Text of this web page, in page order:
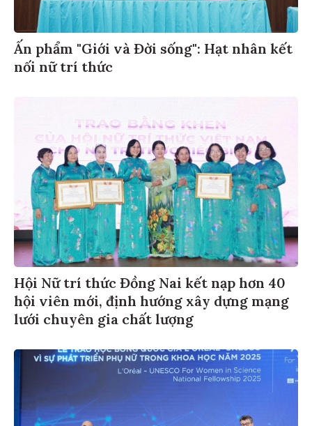
Ấn phẩm "Giới và Đời sống": Hạt nhân kết
nối nữ trí thức
Hội Nữ trí thức Đồng Nai kết nạp hơn 40
hội viên mới, định hướng xây dựng mạng
lưới chuyên gia chất lượng